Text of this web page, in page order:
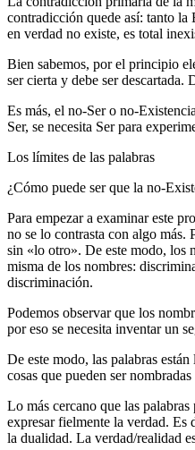
contradicción quede así: tanto la
en verdad no existe, es total
Bien sabemos, por el principio
ser cierta y debe ser descartada.
Es más, el no-Ser o no-
Ser, se necesita Ser para
Los límites de las palabras
¿Cómo puede ser que la no-
Para empezar a examinar este
no se lo contrasta con algo más.
sin «lo otro». De este modo, los
misma de los nombres:
discriminación.
Podemos observar que los
por eso se necesita inventar un
De este modo, las palabras
cosas que pueden ser
Lo más cercano que las
expresar fielmente la verdad. Es
la dualidad. La verdad/realidad